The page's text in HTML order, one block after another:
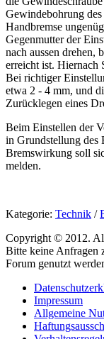
Gewindebohrung
Handbremse
Gegenmutter der
nach aussen drehen,
erreicht ist. Hiernach
Bei richtiger
etwa 2 - 4 mm, und
Zurücklegen eines
Beim Einstellen der
in Grundstellung des
Bremswirkung soll
melden.
Kategorie: Technik /
Copyright © 2012.
Bitte keine Anfragen
Forum genutzt
Impressum
Allgemeine